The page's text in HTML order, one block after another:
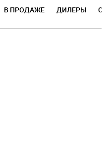
В ПРОДАЖЕ ДИЛЕРЫ